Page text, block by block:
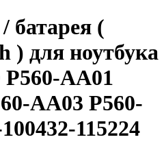
батарея (
) для ноутбука
P560-AA01
AA03 P560-
115224